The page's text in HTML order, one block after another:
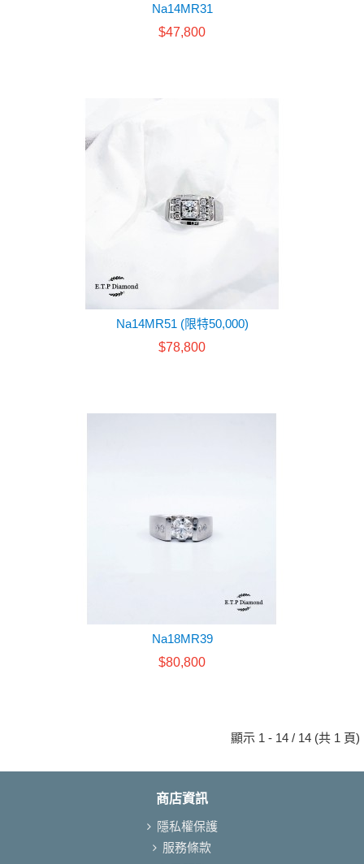
Na14MR31
$47,800
Na14MR51 (限特50,000)
$78,800
Na18MR39
$80,800
顯示 1 - 14 / 14 (共 1 頁)
商店資訊
隱私權保護
服務條款